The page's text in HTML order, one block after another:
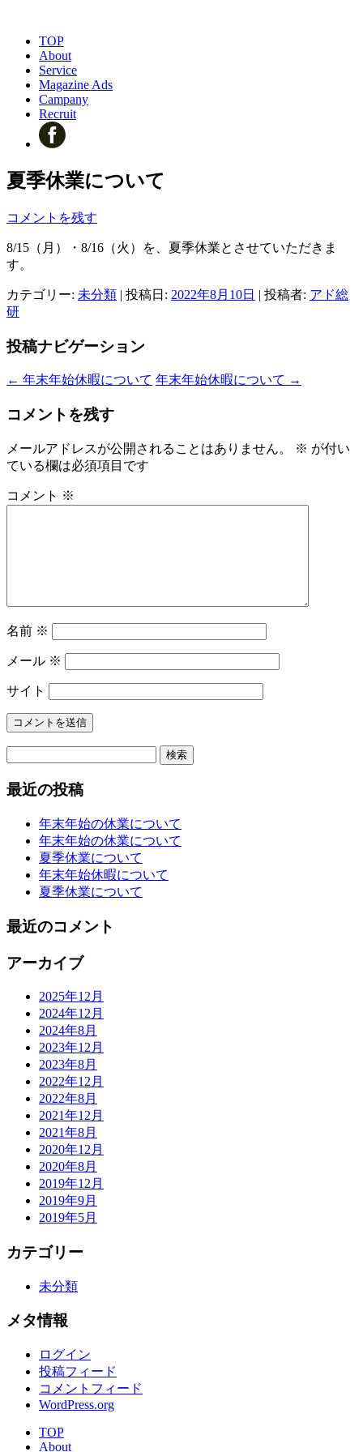
TOP
About
Service
Magazine Ads
Campany
Recruit
夏季休業について
コメントを残す
8/15（月）・8/16（火）を、夏季休業とさせていただきま
す。
カテゴリー: 未分類 | 投稿日: 2022年8月10日 | 投稿者: アド総
研
投稿ナビゲーション
← 年末年始休暇について 年末年始休暇について →
コメントを残す
メールアドレスが公開されることはありません。 ※ が付い
ている欄は必須項目です
コメント ※
名前 ※
メール ※
サイト
最近の投稿
年末年始の休業について
年末年始の休業について
夏季休業について
年末年始休暇について
夏季休業について
最近のコメント
アーカイブ
2025年12月
2024年12月
2024年8月
2023年12月
2023年8月
2022年12月
2022年8月
2021年12月
2021年8月
2020年12月
2020年8月
2019年12月
2019年9月
2019年5月
カテゴリー
未分類
メタ情報
ログイン
投稿フィード
コメントフィード
WordPress.org
TOP
About